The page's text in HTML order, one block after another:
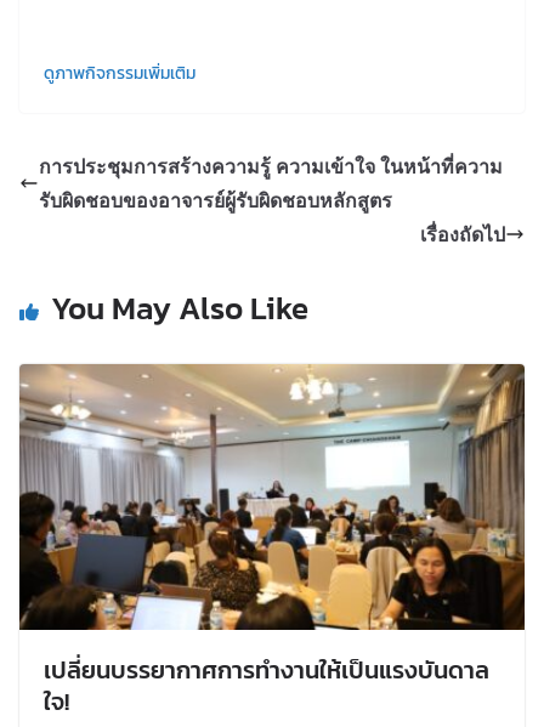
ดูภาพกิจกรรมเพิ่มเติม
การประชุมการสร้างความรู้ ความเข้าใจ ในหน้าที่ความ
รับผิดชอบของอาจารย์ผู้รับผิดชอบหลักสูตร
เรื่องถัดไป
You May Also Like
เปลี่ยนบรรยากาศการทำงานให้เป็นแรงบันดาล
ใจ!